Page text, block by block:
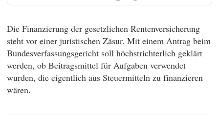
Die Finanzierung der gesetzlichen Rentenversicherung
steht vor einer juristischen Zäsur. Mit einem Antrag beim
Bundesverfassungsgericht soll höchstrichterlich geklärt
werden, ob Beitragsmittel für Aufgaben verwendet
wurden, die eigentlich aus Steuermitteln zu finanzieren
wären.